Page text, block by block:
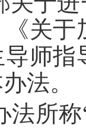
关
导师
法。
所称